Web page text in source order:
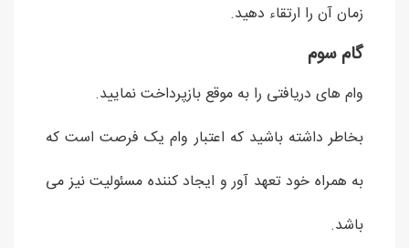
زمان آن را ارتقاء دهید.
گام سوم
وام های دریافتی را به موقع بازپرداخت نمایید.
بخاطر داشته باشید که اعتبار وام یک فرصت است که
به همراه خود تعهد آور و ایجاد کننده مسئولیت نیز می
باشد.